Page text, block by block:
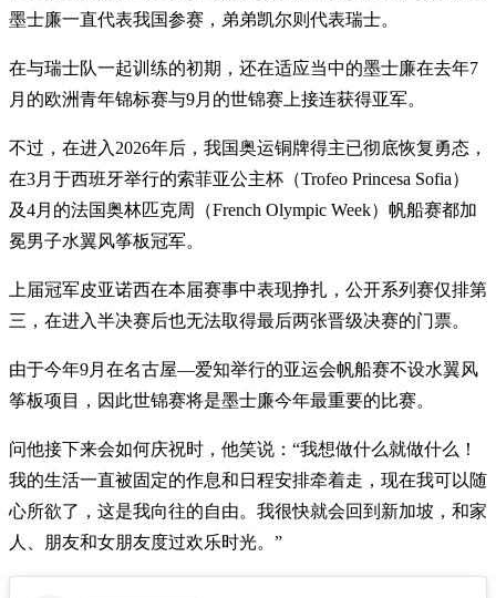
墨士廉一直代表我国参赛，弟弟凯尔则代表瑞士。
在与瑞士队一起训练的初期，还在适应当中的墨士廉在去年7
月的欧洲青年锦标赛与9月的世锦赛上接连获得亚军。
不过，在进入2026年后，我国奥运铜牌得主已彻底恢复勇态，
在3月于西班牙举行的索菲亚公主杯（Trofeo Princesa Sofia）
及4月的法国奥林匹克周（French Olympic Week）帆船赛都加
冕男子水翼风筝板冠军。
上届冠军皮亚诺西在本届赛事中表现挣扎，公开系列赛仅排第
三，在进入半决赛后也无法取得最后两张晋级决赛的门票。
由于今年9月在名古屋—爱知举行的亚运会帆船赛不设水翼风
筝板项目，因此世锦赛将是墨士廉今年最重要的比赛。
问他接下来会如何庆祝时，他笑说：“我想做什么就做什么！
我的生活一直被固定的作息和日程安排牵着走，现在我可以随
心所欲了，这是我向往的自由。我很快就会回到新加坡，和家
人、朋友和女朋友度过欢乐时光。”